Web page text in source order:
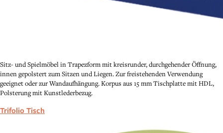
Sitz- und Spielmöbel in Trapezform mit kreisrunder, durchgehender Öffnung,
innen gepolstert zum Sitzen und Liegen. Zur freistehenden Verwendung
geeignet oder zur Wandaufhängung. Korpus aus 15 mm Tischplatte mit HDL,
Polsterung mit Kunstlederbezug.
Trifolio Tisch